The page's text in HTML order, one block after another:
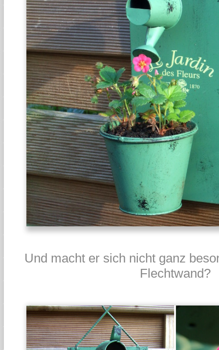
Und macht er sich nicht ganz
Flechtwand?